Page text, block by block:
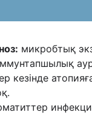
микробтық
кезінде